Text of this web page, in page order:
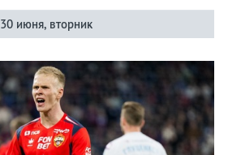
30 июня, вторник